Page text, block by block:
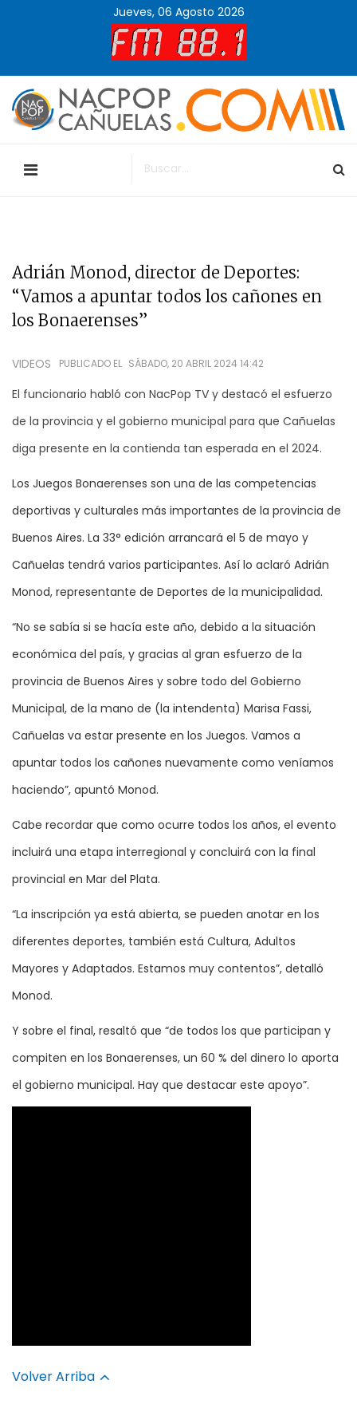
Jueves, 06 Agosto 2026
Adrián Monod, director de Deportes:
“Vamos a apuntar todos los cañones en
los Bonaerenses”
VIDEOS PUBLICADO EL SÁBADO, 20 ABRIL 2024 14:42
El funcionario habló con NacPop TV y destacó el esfuerzo
de la provincia y el gobierno municipal para que Cañuelas
diga presente en la contienda tan esperada en el 2024.
Los Juegos Bonaerenses son una de las competencias
deportivas y culturales más importantes de la provincia de
Buenos Aires. La 33° edición arrancará el 5 de mayo y
Cañuelas tendrá varios participantes. Así lo aclaró Adrián
Monod, representante de Deportes de la municipalidad.
“No se sabía si se hacía este año, debido a la situación
económica del país, y gracias al gran esfuerzo de la
provincia de Buenos Aires y sobre todo del Gobierno
Municipal, de la mano de (la intendenta) Marisa Fassi,
Cañuelas va estar presente en los Juegos. Vamos a
apuntar todos los cañones nuevamente como veníamos
haciendo”, apuntó Monod.
Cabe recordar que como ocurre todos los años, el evento
incluirá una etapa interregional y concluirá con la final
provincial en Mar del Plata.
“La inscripción ya está abierta, se pueden anotar en los
diferentes deportes, también está Cultura, Adultos
Mayores y Adaptados. Estamos muy contentos”, detalló
Monod.
Y sobre el final, resaltó que “de todos los que participan y
compiten en los Bonaerenses, un 60 % del dinero lo aporta
el gobierno municipal. Hay que destacar este apoyo”.
Volver Arriba